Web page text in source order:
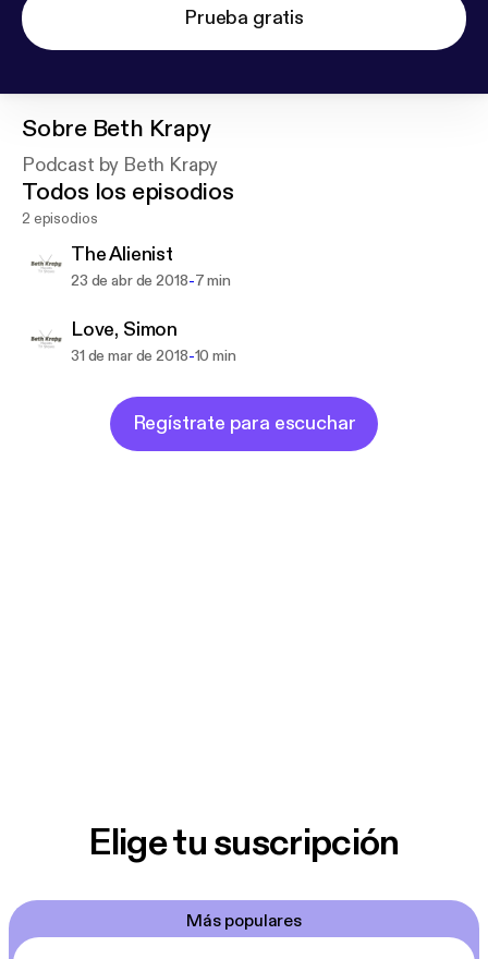
Prueba gratis
Sobre Beth Krapy
Podcast by Beth Krapy
Todos los episodios
2 episodios
The Alienist
23 de abr de 2018-7 min
Love, Simon
31 de mar de 2018-10 min
Regístrate para escuchar
Elige tu suscripción
Más populares